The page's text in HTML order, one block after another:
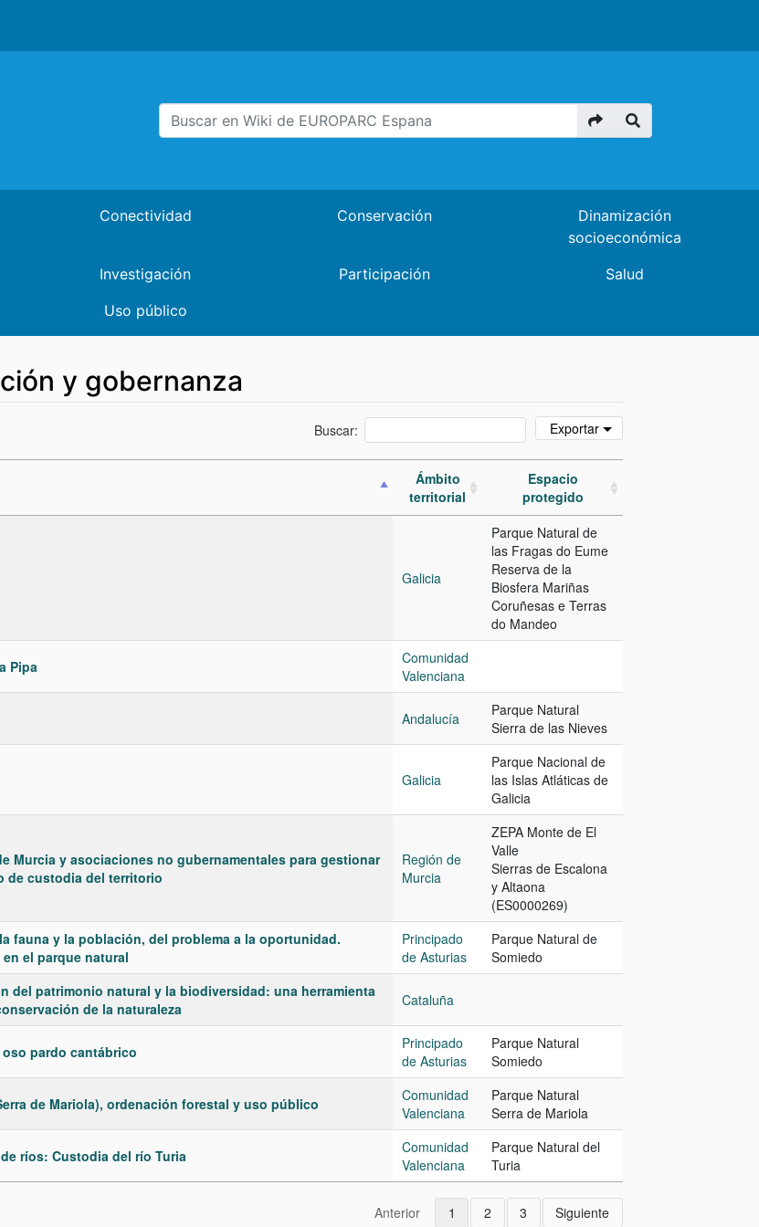
Conectividad Conservación
Dinamización
socioeconómica
Investigación Participación
Salud
Uso público
y gobernanza
Exportar
Buscar:
Ámbito
territorial
Espacio
protegido
Galicia
Parque Natural de
las Fragas do Eume
Reserva de la
Biosfera Mariñas
Coruñesas e Terras
do Mandeo
Pipa
Comunidad
Valenciana
Andalucía
Parque Natural
Sierra de las Nieves
Galicia
Parque Nacional de
las Islas Atláticas de
Galicia
Murcia y asociaciones no gubernamentales para gestionar
de custodia del territorio
Región de
Murcia
ZEPA Monte de El
Valle
Sierras de Escalona
y Altaona
(ES0000269)
fauna y la población, del problema a la oportunidad.
el parque natural
Principado
de Asturias
Parque Natural de
Somiedo
del patrimonio natural y la biodiversidad: una herramienta
de la naturaleza
Cataluña
pardo cantábrico
Principado
de Asturias
Parque Natural
Somiedo
de Mariola), ordenación forestal y uso público
Comunidad
Valenciana
Parque Natural
Serra de Mariola
ríos: Custodia del río Turia
Comunidad
Valenciana
Parque Natural del
Turia
Anterior 1 2 3 Siguiente